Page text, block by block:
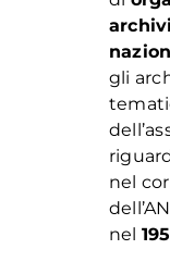
gli
nel
nel